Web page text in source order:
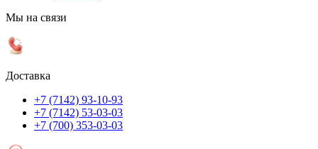
Мы на связи
Доставка
+7 (7142) 93-10-93
+7 (7142) 53-03-03
+7 (700) 353-03-03